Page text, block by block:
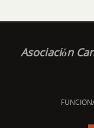
Asociación